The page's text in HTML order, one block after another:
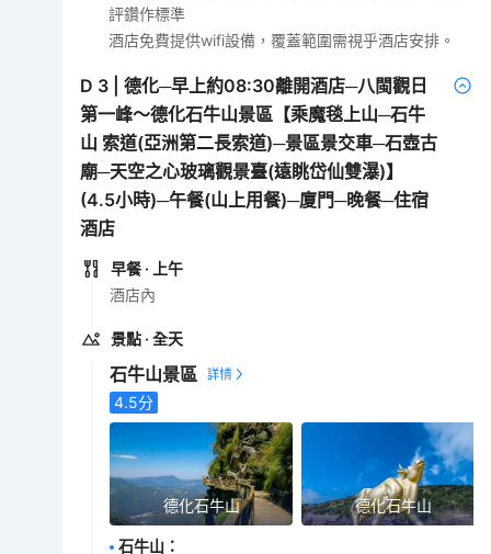
評鑽作標準
酒店免費提供wifi設備，覆蓋範圍需視乎酒店安排。
D 3 |德化─早上約08:30離開酒店─八閩觀日
第一峰～德化石牛山景區【乘魔毯上山─石牛
山 索道(亞洲第二長索道)─景區景交車─石壺古
廟─天空之心玻璃觀景臺(遠眺岱仙雙瀑)】
(4.5小時)─午餐(山上用餐)─廈門─晚餐─住宿
酒店
早餐 · 上午
酒店內
景點 · 全天
石牛山景區
4.5分
德化石牛山 德化石牛山
石牛山 ：